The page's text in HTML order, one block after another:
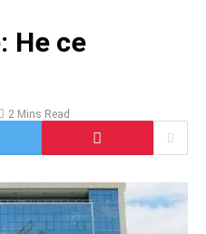
Не се
2 Mins Read